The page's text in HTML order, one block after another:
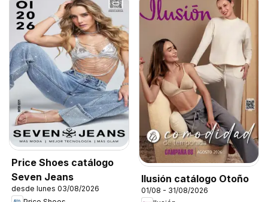
Price Shoes catálogo
Seven Jeans
desde lunes 03/08/2026
Ilusión catálogo Otoño
01/08 - 31/08/2026